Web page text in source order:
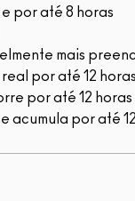
por até 8 horas
mais
por até 12 horas
por até 12 horas
acumula por até